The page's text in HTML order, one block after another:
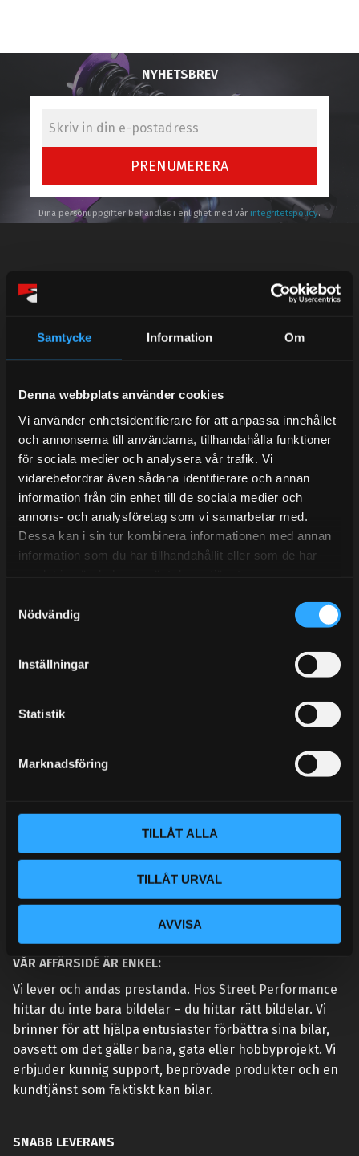
Samtycke Information Om
Denna webbplats använder cookies
Vi använder enhetsidentifierare för att anpassa innehållet
och annonserna till användarna, tillhandahålla funktioner
för sociala medier och analysera vår trafik. Vi
vidarebefordrar även sådana identifierare och annan
information från din enhet till de sociala medier och
annons- och analysföretag som vi samarbetar med.
Dessa kan i sin tur kombinera informationen med annan
information som du har tillhandahållit eller som de har
Nödvändig
Inställningar
Statistik
Marknadsföring
TILLÅT ALLA
TILLÅT URVAL
AVVISA
NYHETSBREV
PRENUMERERA
Dina personuppgifter behandlas i enlighet med vår integritetspolicy.
Semestertider.
Under V.27 - V.33 nås vi enbart på mejl. Ordrar skickas
det helt stängt.
Mån-Tors: 10:30-15:00
Lunchstängt 12:00-13:00
Tel:031- 51 66 60
E-post: info@streetperformance.se
KUNSKAPSCENTER
KUNDTJÄNST
VÅR AFFÄRSIDÉ ÄR ENKEL:
Vi lever och andas prestanda. Hos Street Performance
hittar du inte bara bildelar – du hittar rätt bildelar. Vi
brinner för att hjälpa entusiaster förbättra sina bilar,
oavsett om det gäller bana, gata eller hobbyprojekt. Vi
erbjuder kunnig support, beprövade produkter och en
kundtjänst som faktiskt kan bilar.
SNABB LEVERANS